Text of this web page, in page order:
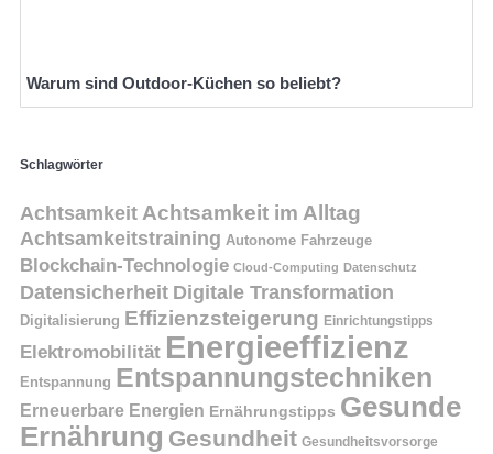
Warum sind Outdoor-Küchen so beliebt?
Schlagwörter
AchtsamkeitAchtsamkeit im Alltag
Achtsamkeitstraining Autonome Fahrzeuge
Blockchain-Technologie Cloud-Computing Datenschutz
Datensicherheit Digitale Transformation
Digitalisierung Effizienzsteigerung Einrichtungstipps
Elektromobilität Energieeffizienz
Entspannung Entspannungstechniken
Erneuerbare Energien Ernährungstipps Gesunde
Ernährung Gesundheit Gesundheitsvorsorge